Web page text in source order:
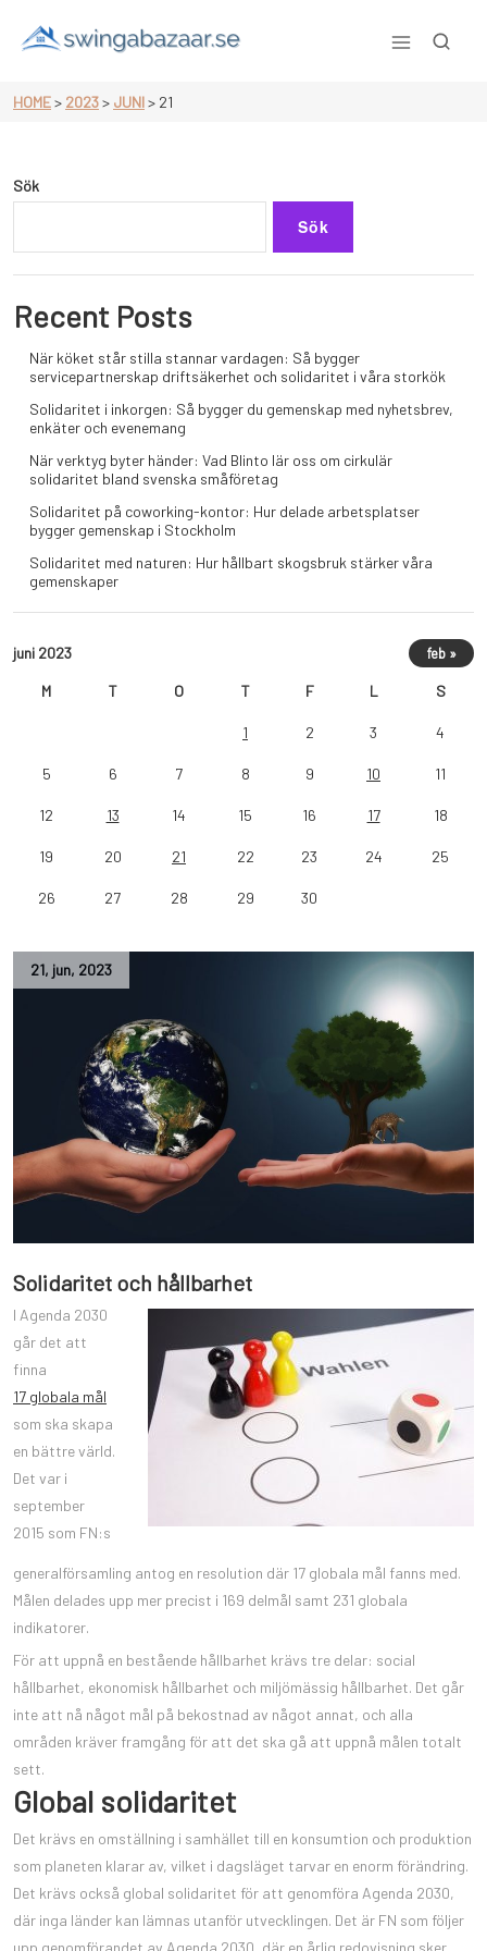
content
HOME> 2023> JUNI> 21
21, jun, 2023
Solidaritet och hållbarhet
I Agenda 2030
går det att
finna
17 globala mål
som ska skapa
en bättre värld.
Det var i
september
2015 som FN:s
generalförsamling antog en resolution där 17 globala mål fanns med.
Målen delades upp mer precist i 169 delmål samt 231 globala
indikatorer.
För att uppnå en bestående hållbarhet krävs tre delar: social
hållbarhet, ekonomisk hållbarhet och miljömässig hållbarhet. Det går
inte att nå något mål på bekostnad av något annat, och alla
områden kräver framgång för att det ska gå att uppnå målen totalt
sett.
Global solidaritet
Det krävs en omställning i samhället till en konsumtion och produktion
som planeten klarar av, vilket i dagsläget tarvar en enorm förändring.
Det krävs också global solidaritet för att genomföra Agenda 2030,
där inga länder kan lämnas utanför utvecklingen. Det är FN som följer
Sök
Sök
Recent Posts
När köket står stilla stannar vardagen: Så bygger
servicepartnerskap driftsäkerhet och solidaritet i våra storkök
Solidaritet i inkorgen: Så bygger du gemenskap med nyhetsbrev,
enkäter och evenemang
När verktyg byter händer: Vad Blinto lär oss om cirkulär
solidaritet bland svenska småföretag
Solidaritet på coworking-kontor: Hur delade arbetsplatser
bygger gemenskap i Stockholm
Solidaritet med naturen: Hur hållbart skogsbruk stärker våra
gemenskaper
juni 2023
M T O T F L S
1 2 3 4
5 6 7 8 9 10 11
12 13 14 15 16 17 18
19 20 21 22 23 24 25
26 27 28 29 30
feb »